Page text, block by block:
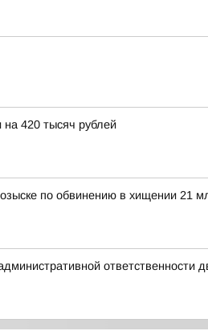
420 тысяч рублей
по обвинению в хищении
ответственности